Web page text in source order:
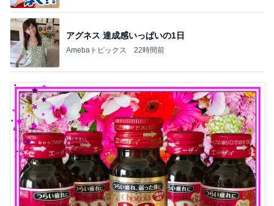
アグネス 達成感いっぱいの1日
Amebaトピックス 22時間前